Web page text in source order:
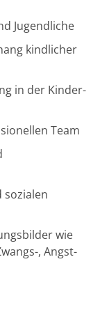
Jugendliche
kindlicher
in der Kinder-
Team
sozialen
wie
, Angst-